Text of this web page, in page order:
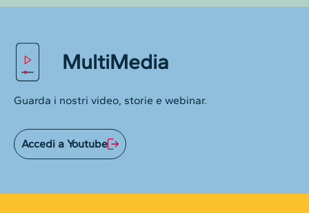
MultiMedia
Guarda i nostri video, storie e webinar.
Accedi a Youtube